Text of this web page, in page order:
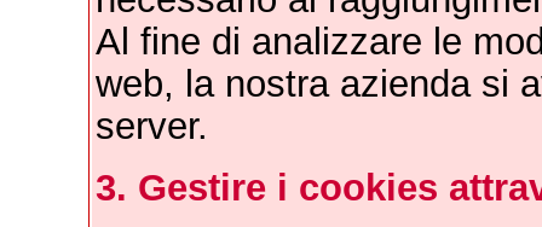
Al fine di analizzare le
web, la nostra azienda si
server.
3. Gestire i cookies